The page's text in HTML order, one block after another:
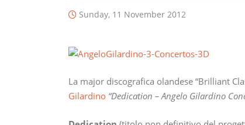
Sunday, 11 November 2012
La major discografica olandese “Brilliant
Gilardino “Dedication – Angelo Gilardino